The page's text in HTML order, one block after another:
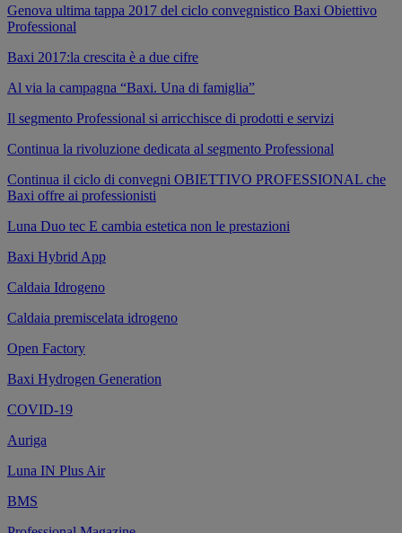
Genova ultima tappa 2017 del ciclo convegnistico Baxi Obiettivo
Professional
Baxi 2017:la crescita è a due cifre
Al via la campagna “Baxi. Una di famiglia”
Il segmento Professional si arricchisce di prodotti e servizi
Continua la rivoluzione dedicata al segmento Professional
Continua il ciclo di convegni OBIETTIVO PROFESSIONAL che
Baxi offre ai professionisti
Luna Duo tec E cambia estetica non le prestazioni
Baxi Hybrid App
Caldaia Idrogeno
Caldaia premiscelata idrogeno
Open Factory
Baxi Hydrogen Generation
COVID-19
Auriga
Luna IN Plus Air
BMS